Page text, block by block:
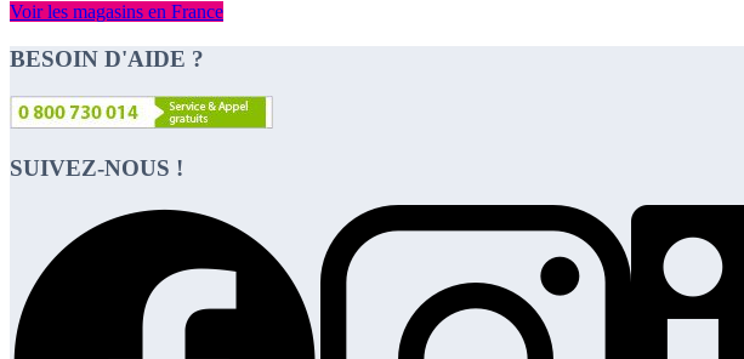
Voir les magasins en France
BESOIN D'AIDE ?
SUIVEZ-NOUS !